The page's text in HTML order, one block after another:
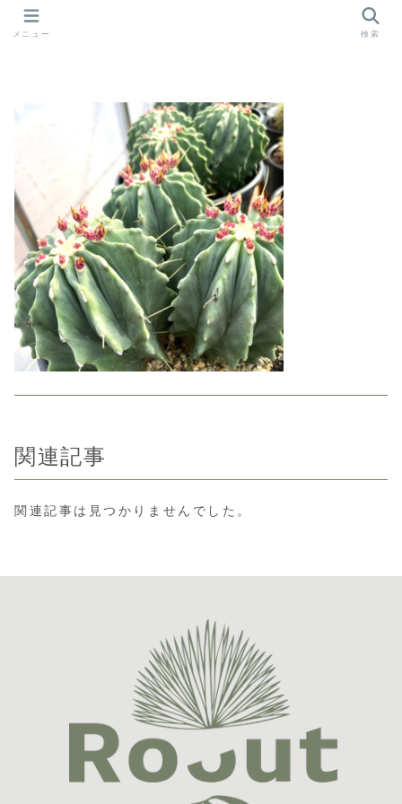
関連記事
関連記事は見つかりませんでした。
メニュー 検索